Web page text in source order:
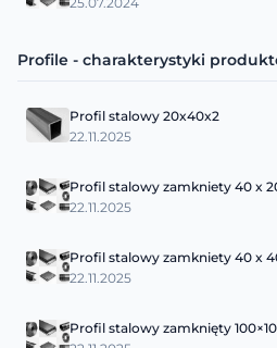
Profile - charakterystyki
Profil stalowy 20x40x2
22.11.2025
Profil stalowy zamkniety 40 x
22.11.2025
Profil stalowy zamkniety 40 x
22.11.2025
Profil stalowy zamknięty